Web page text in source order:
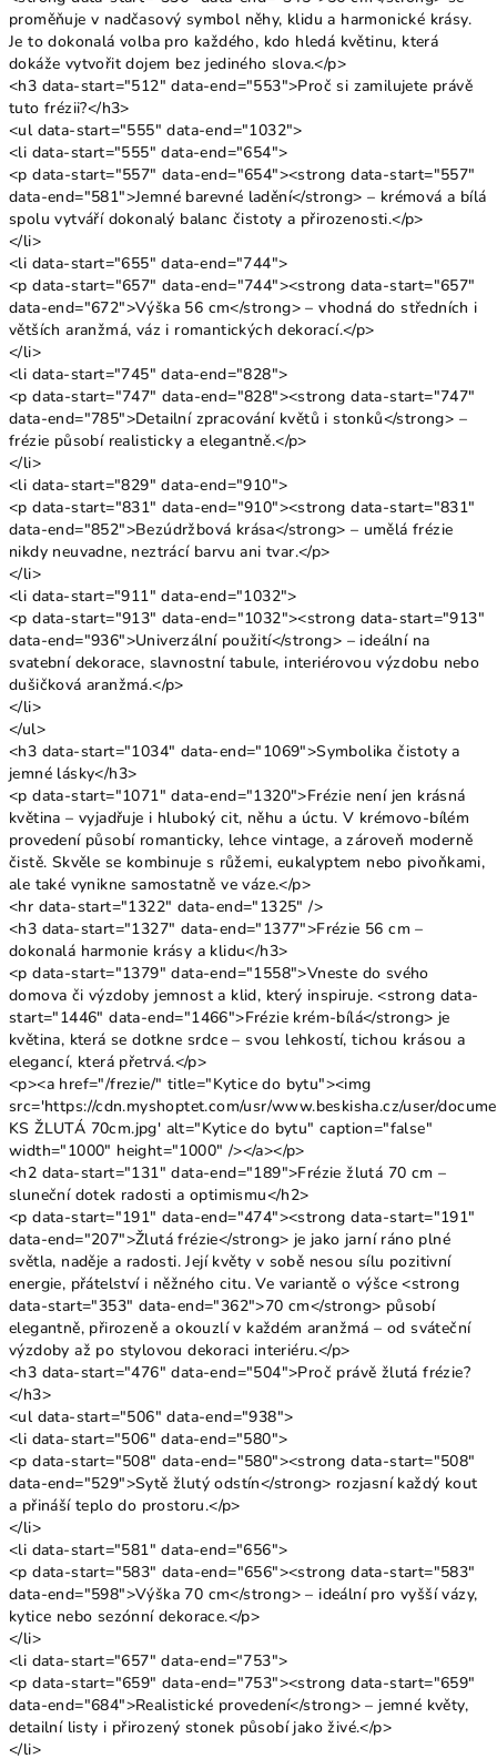
proměňuje v nadčasový symbol něhy, klidu a harmonické krásy.
Je to dokonalá volba pro každého, kdo hledá květinu, která
dokáže vytvořit dojem bez jediného slova.</p>
<h3 data-start="512" data-end="553">Proč si zamilujete právě
tuto frézii?</h3>
<ul data-start="555" data-end="1032">
<li data-start="555" data-end="654">
<p data-start="557" data-end="654"><strong data-start="557"
data-end="581">Jemné barevné ladění</strong> – krémová a bílá
spolu vytváří dokonalý balanc čistoty a přirozenosti.</p>
</li>
<li data-start="655" data-end="744">
<p data-start="657" data-end="744"><strong data-start="657"
data-end="672">Výška 56 cm</strong> – vhodná do středních i
větších aranžmá, váz i romantických dekorací.</p>
</li>
<li data-start="745" data-end="828">
<p data-start="747" data-end="828"><strong data-start="747"
data-end="785">Detailní zpracování květů i stonků</strong> –
frézie působí realisticky a elegantně.</p>
</li>
<li data-start="829" data-end="910">
<p data-start="831" data-end="910"><strong data-start="831"
data-end="852">Bezúdržbová krása</strong> – umělá frézie
nikdy neuvadne, neztrácí barvu ani tvar.</p>
</li>
<li data-start="911" data-end="1032">
<p data-start="913" data-end="1032"><strong data-start="913"
data-end="936">Univerzální použití</strong> – ideální na
svatební dekorace, slavnostní tabule, interiérovou výzdobu nebo
dušičková aranžmá.</p>
</li>
</ul>
<h3 data-start="1034" data-end="1069">Symbolika čistoty a
jemné lásky</h3>
<p data-start="1071" data-end="1320">Frézie není jen krásná
květina – vyjadřuje i hluboký cit, něhu a úctu. V krémovo-bílém
provedení působí romanticky, lehce vintage, a zároveň moderně
čistě. Skvěle se kombinuje s růžemi, eukalyptem nebo pivoňkami,
ale také vynikne samostatně ve váze.</p>
<hr data-start="1322" data-end="1325" />
<h3 data-start="1327" data-end="1377">Frézie 56 cm –
dokonalá harmonie krásy a klidu</h3>
<p data-start="1379" data-end="1558">Vneste do svého
domova či výzdoby jemnost a klid, který inspiruje. <strong data-
start="1446" data-end="1466">Frézie krém-bílá</strong> je
květina, která se dotkne srdce – svou lehkostí, tichou krásou a
elegancí, která přetrvá.</p>
<p><a href="/frezie/" title="Kytice do bytu"><img
src='https://cdn.myshoptet.com/usr/www.beskisha.cz/user/
KS ŽLUTÁ 70cm.jpg' alt="Kytice do bytu" caption="false"
width="1000" height="1000" /></a></p>
<h2 data-start="131" data-end="189">Frézie žlutá 70 cm –
sluneční dotek radosti a optimismu</h2>
<p data-start="191" data-end="474"><strong data-start="191"
data-end="207">Žlutá frézie</strong> je jako jarní ráno plné
světla, naděje a radosti. Její květy v sobě nesou sílu pozitivní
energie, přátelství i něžného citu. Ve variantě o výšce <strong
data-start="353" data-end="362">70 cm</strong> působí
elegantně, přirozeně a okouzlí v každém aranžmá – od sváteční
výzdoby až po stylovou dekoraci interiéru.</p>
<h3 data-start="476" data-end="504">Proč právě žlutá frézie?
</h3>
<ul data-start="506" data-end="938">
<li data-start="506" data-end="580">
<p data-start="508" data-end="580"><strong data-start="508"
data-end="529">Sytě žlutý odstín</strong> rozjasní každý kout
a přináší teplo do prostoru.</p>
</li>
<li data-start="581" data-end="656">
<p data-start="583" data-end="656"><strong data-start="583"
data-end="598">Výška 70 cm</strong> – ideální pro vyšší vázy,
kytice nebo sezónní dekorace.</p>
</li>
<li data-start="657" data-end="753">
<p data-start="659" data-end="753"><strong data-start="659"
data-end="684">Realistické provedení</strong> – jemné květy,
detailní listy i přirozený stonek působí jako živé.</p>
</li>